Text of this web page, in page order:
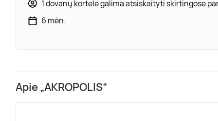
1 dovanų kortele galima atsiskaityti skirtingose
6 mėn.
Apie „AKROPOLIS“